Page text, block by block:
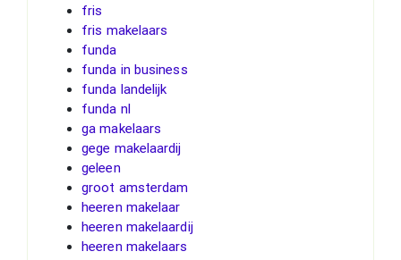
fris
fris makelaars
funda
funda in business
funda landelijk
funda nl
ga makelaars
gege makelaardij
geleen
groot amsterdam
heeren makelaar
heeren makelaardij
heeren makelaars